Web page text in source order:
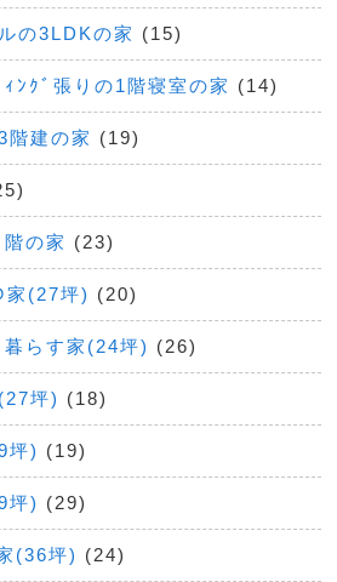
の3LDKの家 (15)
ﾝｸﾞ張りの1階寝室の家 (14)
階建の家 (19)
の家 (23)
家(27坪) (20)
らす家(24坪) (26)
坪) (18)
坪) (19)
坪) (29)
(36坪) (24)